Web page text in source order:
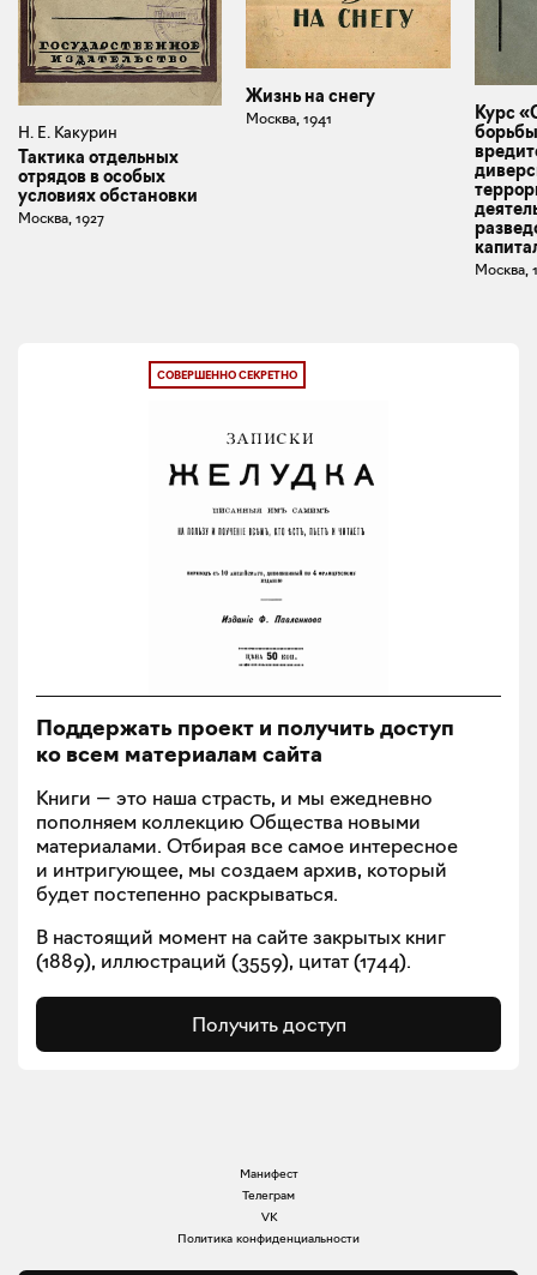
Н. Е. Какурин
Тактика отдельных
отрядов в особых
условиях обстановки
Москва, 1927
Жизнь на снегу
Москва, 1941
Курс
Москва,
СОВЕРШЕННО СЕКРЕТНО
Поддержать проект и получить доступ
ко всем материалам сайта
Книги — это наша страсть, и мы ежедневно
пополняем коллекцию Общества новыми
материалами. Отбирая все самое интересное
и интригующее, мы создаем архив, который
будет постепенно раскрываться.
В настоящий момент на сайте закрытых книг
(1889), иллюстраций (3559), цитат (1744).
Получить доступ
Манифест
Телеграм
VK
Политика конфиденциальности